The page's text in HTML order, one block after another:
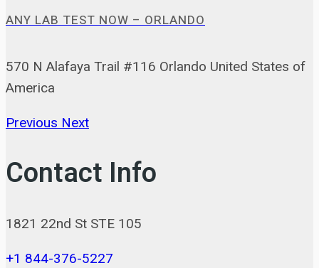
ANY LAB TEST NOW – ORLANDO
570 N Alafaya Trail #116 Orlando United States of
America
Previous Next
Contact Info
1821 22nd St STE 105
+1 844-376-5227